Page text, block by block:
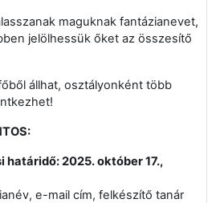
maguknak fantázianevet,
jelölhessük őket az összesítő
állhat, osztályonként több
határidő: 2025. október 17.,
e-mail cím, felkészítő tanár